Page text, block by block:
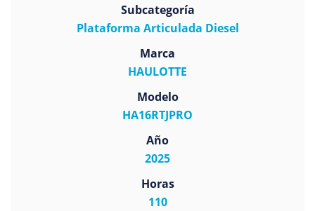
Subcategoría
Plataforma Articulada Diesel
Marca
HAULOTTE
Modelo
HA16RTJPRO
Año
2025
Horas
110